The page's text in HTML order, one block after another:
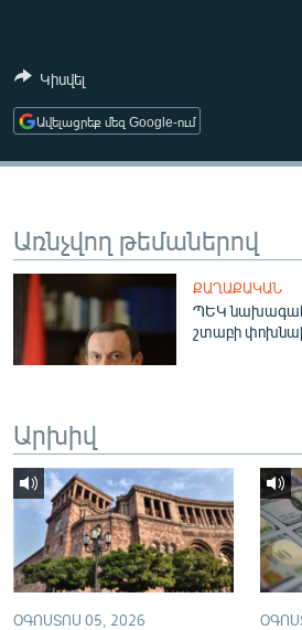
ՄԵԿՆԱԲԱՆՈՒԹՅՈՒՆ
ԱՐԽԻՎ
ՏԵՍԱՆՅՈՒԹԵՐ
ԲԱՆԱՎԵՃ
Հայերեն
English
Русский
ՀԵՏԵՎԵՔ ՄԵԶ
Կիսվել
Ավելացրեք մեզ Google-ում
Առնչվող թեմաներով
ՔԱՂԱՔԱԿԱՆ
ՊԵԿ նախագահ
շտաբի
Արխիվ
ՕԳՈՍՏՈՍ 05, 2026